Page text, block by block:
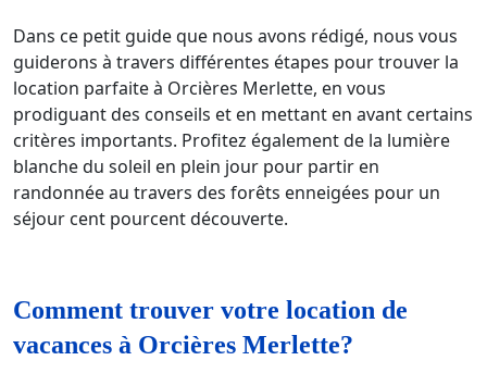
Dans ce petit guide que nous avons rédigé, nous vous
guiderons à travers différentes étapes pour trouver la
location parfaite à Orcières Merlette, en vous
prodiguant des conseils et en mettant en avant certains
critères importants. Profitez également de la lumière
blanche du soleil en plein jour pour partir en
randonnée au travers des forêts enneigées pour un
séjour cent pourcent découverte.
Comment trouver votre location de
vacances à Orcières Merlette?